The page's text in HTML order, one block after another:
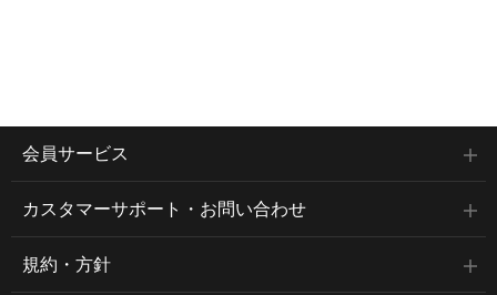
会員サービス
カスタマーサポート・お問い合わせ
規約・方針